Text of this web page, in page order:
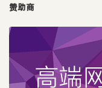
赞助商